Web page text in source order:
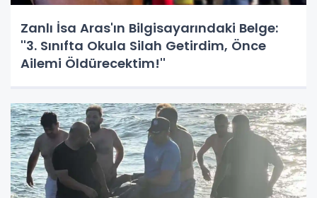
Zanlı İsa Aras'ın Bilgisayarındaki Belge:
''3. Sınıfta Okula Silah Getirdim, Önce
Ailemi Öldürecektim!''